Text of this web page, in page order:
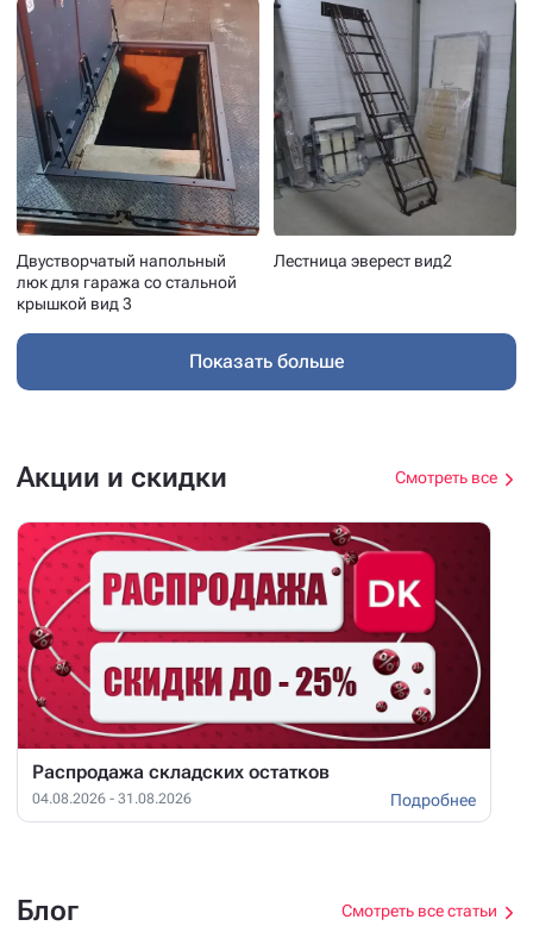
Двустворчатый напольный
люк для гаража со стальной
крышкой вид 3
Лестница эверест вид2
Показать больше
Акции и скидки Смотреть все
Распродажа складских остатков
04.08.2026 - 31.08.2026 Подробнее
Блог Смотреть все статьи